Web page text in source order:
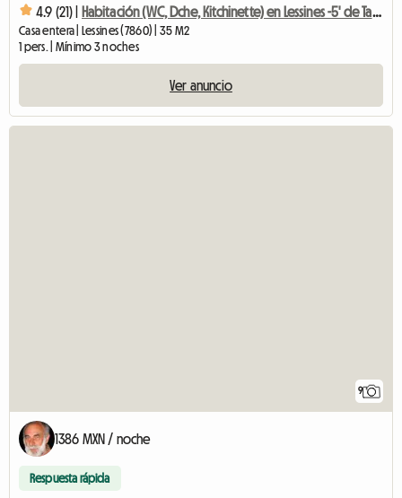
4.9 (21) | Habitación (WC, Dche, Kitchinette) en Lessines -5' de Takeda-
Casa entera | Lessines (7860) | 35 M2
1 pers. | Mínimo 3 noches
Ver anuncio
9
1386 MXN / noche
Respuesta rápida